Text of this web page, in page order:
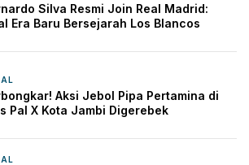
Silva Resmi Join Real Madrid:
Era Baru Bersejarah Los Blancos
Aksi Jebol Pipa Pertamina di
Pal X Kota Jambi Digerebek